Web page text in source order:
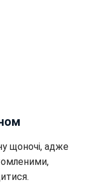
щоночі, адже